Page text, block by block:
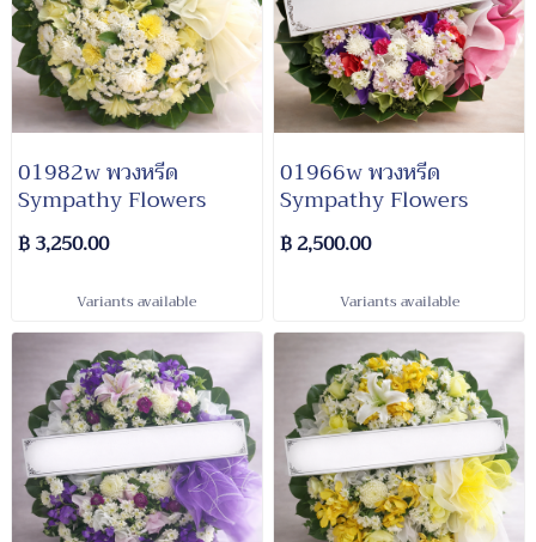
01982w พวงหรีด​
Sympathy​ Flowers
฿ 3,250.00
Variants available
01966w พวงหรีด​
Sympathy​ Flowers
฿ 2,500.00
Variants available